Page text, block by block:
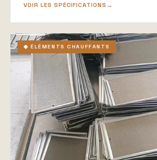
VOIR LES SPÉCIFICATIONS
◆ ÉLÉMENTS CHAUFFANTS